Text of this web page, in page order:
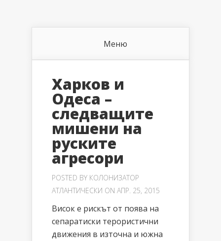
Меню
Харков и
Одеса –
следващите
мишени на
руските
агресори
POSTED BY КОЛОНИЗАТОР
АТЛАНТИЧЕСКИ ON АПР. 25, 2015
Висок е рискът от поява на
сепаратиски терористични
движения в източна и южна